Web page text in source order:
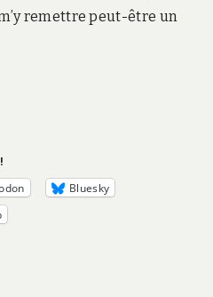
m’y remettre peut-être un
Bluesky